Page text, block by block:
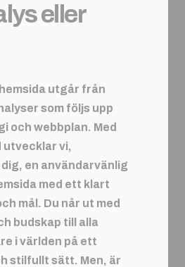
eller
utgår från
som följs upp
och webbplan. Med
utvecklar vi,
en användarvänlig
med ett klart
mål. Du når ut med
budskap till alla
i världen på ett
stilfullt sätt. Men, är